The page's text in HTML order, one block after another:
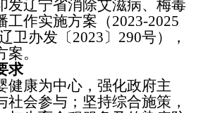
发辽宁省消除艾滋病、梅毒
工作实施方案（2023-2025
卫办发〔2023〕290号），
。
求
康为中心，强化政府主
社会参与；坚持综合施策，